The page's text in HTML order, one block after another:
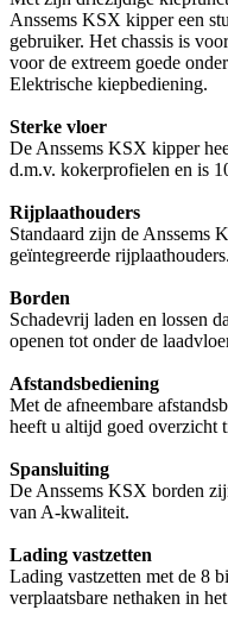
Anssems KSX kipper een
gebruiker. Het chassis is
voor de extreem goede
Elektrische kiepbediening.
Sterke vloer
De Anssems KSX kipper
d.m.v. kokerprofielen en is
Rijplaathouders
Standaard zijn de Anssems
geïntegreerde
Borden
Schadevrij laden en lossen
openen tot onder de
Afstandsbediening
Met de afneembare
heeft u altijd goed overzicht
Spansluiting
De Anssems KSX borden
van A-kwaliteit.
Lading vastzetten
Lading vastzetten met de 8
verplaatsbare nethaken in